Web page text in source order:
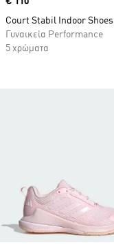
Court Stabil Indoor Shoes
Γυναικεία Performance
5 χρώματα